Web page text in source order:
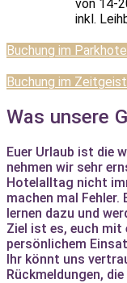
von 14-
inkl.
Buchung im
Buchung im
Was unsere
Euer Urlaub ist die
nehmen wir sehr
Hotelalltag nicht
machen mal
lernen dazu und
Ziel ist es, euch
persönlichem
Ihr könnt uns
Rückmeldungen,